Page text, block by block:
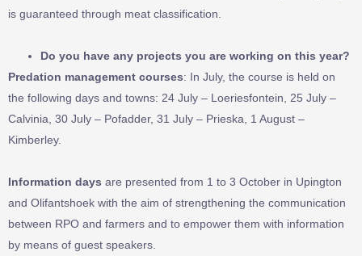
is guaranteed through meat classification.
Do you have any projects you are working on this year?
Predation management courses: In July, the course is held on
the following days and towns: 24 July – Loeriesfontein, 25 July –
Calvinia, 30 July – Pofadder, 31 July – Prieska, 1 August –
Kimberley.
Information days are presented from 1 to 3 October in Upington
and Olifantshoek with the aim of strengthening the communication
between RPO and farmers and to empower them with information
by means of guest speakers.